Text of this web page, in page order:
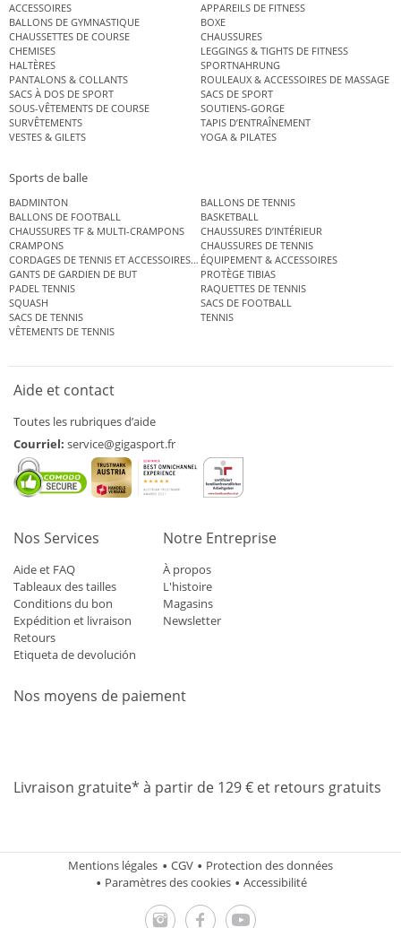
ACCESSOIRES
APPAREILS DE FITNESS
BALLONS DE GYMNASTIQUE
BOXE
CHAUSSETTES DE COURSE
CHAUSSURES
CHEMISES
LEGGINGS & TIGHTS DE FITNESS
HALTÈRES
SPORTNAHRUNG
PANTALONS & COLLANTS
ROULEAUX & ACCESSOIRES DE MASSAGE
SACS À DOS DE SPORT
SACS DE SPORT
SOUS-VÊTEMENTS DE COURSE
SOUTIENS-GORGE
SURVÊTEMENTS
TAPIS D’ENTRAÎNEMENT
VESTES & GILETS
YOGA & PILATES
Sports de balle
BADMINTON
BALLONS DE TENNIS
BALLONS DE FOOTBALL
BASKETBALL
CHAUSSURES TF & MULTI-CRAMPONS
CHAUSSURES D’INTÉRIEUR
CRAMPONS
CHAUSSURES DE TENNIS
CORDAGES DE TENNIS ET ACCESSOIRES DE TENNISÉQUIPEMENT & ACCESSOIRES
GANTS DE GARDIEN DE BUT
PROTÈGE TIBIAS
PADEL TENNIS
RAQUETTES DE TENNIS
SQUASH
SACS DE FOOTBALL
SACS DE TENNIS
TENNIS
VÊTEMENTS DE TENNIS
Aide et contact
Toutes les rubriques d’aide
Courriel: service@gigasport.fr
Nos Services
Aide et FAQ
Tableaux des tailles
Conditions du bon
Expédition et livraison
Retours
Etiqueta de devolución
Notre Entreprise
À propos
L'histoire
Magasins
Newsletter
Nos moyens de paiement
Livraison gratuite* à partir de 129 € et retours gratuits
Mentions légales CGV
Protection des données
Paramètres des cookies
Accessibilité